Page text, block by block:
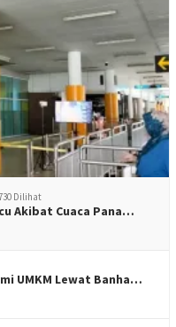
Dilihat
Akibat Cuaca Pana…
UMKM Lewat Banha…